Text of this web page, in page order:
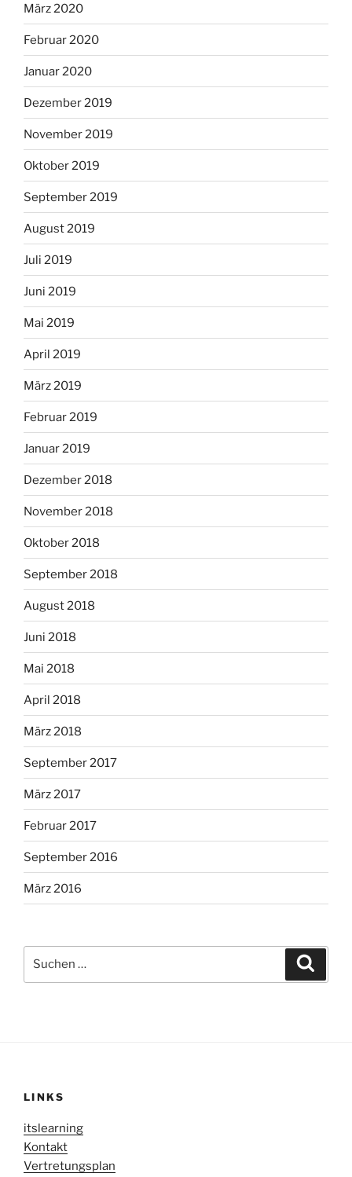
März 2020
Februar 2020
Januar 2020
Dezember 2019
November 2019
Oktober 2019
September 2019
August 2019
Juli 2019
Juni 2019
Mai 2019
April 2019
März 2019
Februar 2019
Januar 2019
Dezember 2018
November 2018
Oktober 2018
September 2018
August 2018
Juni 2018
Mai 2018
April 2018
März 2018
September 2017
März 2017
Februar 2017
September 2016
März 2016
nach:
LINKS
itslearning
Kontakt
Vertretungsplan